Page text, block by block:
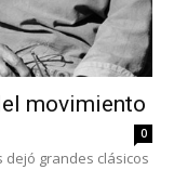
movimiento
0
grandes clásicos